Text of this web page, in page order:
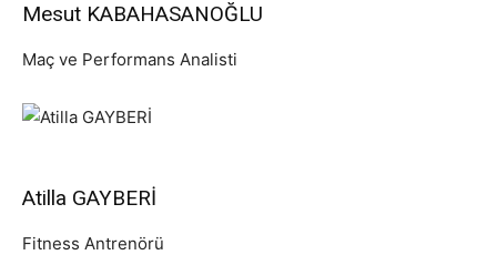
Mesut KABAHASANOĞLU
Maç ve Performans Analisti
Atilla GAYBERİ
Fitness Antrenörü